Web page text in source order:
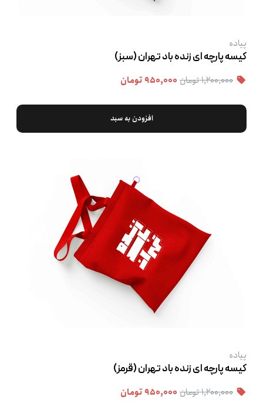
پیاده
کیسه پارچه ‌ای زنده باد تهران (سبز)
۱,۲۰۰,۰۰۰ تومان ۹۵۰,۰۰۰ تومان
افزودن به سبد
پیاده
کیسه پارچه ‌ای زنده باد تهران (قرمز)
۱,۲۰۰,۰۰۰ تومان ۹۵۰,۰۰۰ تومان